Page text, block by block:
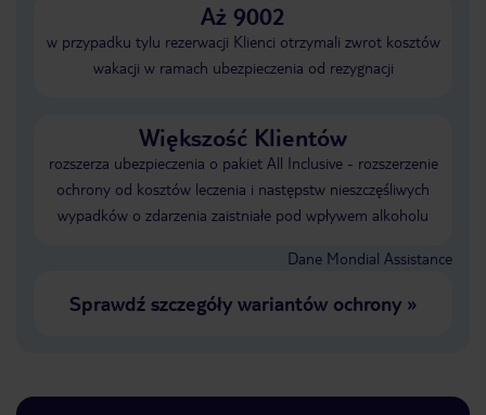
Aż 9002
w przypadku tylu rezerwacji Klienci otrzymali zwrot kosztów
wakacji w ramach ubezpieczenia od rezygnacji
Większość Klientów
rozszerza ubezpieczenia o pakiet All Inclusive - rozszerzenie
ochrony od kosztów leczenia i następstw nieszczęśliwych
wypadków o zdarzenia zaistniałe pod wpływem alkoholu
Dane Mondial Assistance
Sprawdź szczegóły wariantów ochrony»